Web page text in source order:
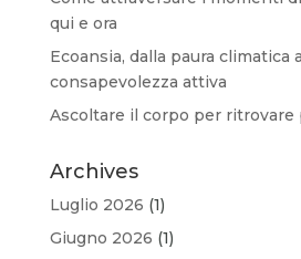
qui e ora
Ecoansia, dalla paura climatica
consapevolezza attiva
Ascoltare il corpo per ritrovare
Archives
Luglio 2026 (1)
Giugno 2026 (1)